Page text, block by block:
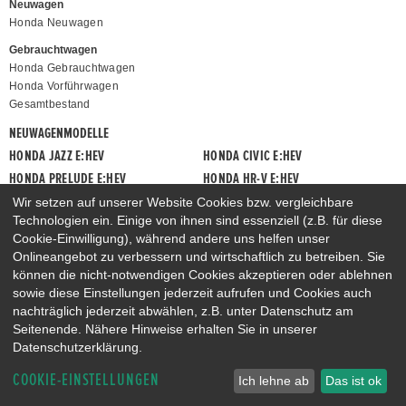
Neuwagen
Honda Neuwagen
Gebrauchtwagen
Honda Gebrauchtwagen
Honda Vorführwagen
Gesamtbestand
NEUWAGENMODELLE
HONDA JAZZ E:HEV
HONDA CIVIC E:HEV
HONDA PRELUDE E:HEV
HONDA HR-V E:HEV
HONDA ZR-V E:HEV
HONDA CR-V E:HEV & E:PHEV
Wir setzen auf unserer Website Cookies bzw. vergleichbare
Technologien ein. Einige von ihnen sind essenziell (z.B. für diese
Cookie-Einwilligung), während andere uns helfen unser
Onlineangebot zu verbessern und wirtschaftlich zu betreiben. Sie
können die nicht-notwendigen Cookies akzeptieren oder ablehnen
sowie diese Einstellungen jederzeit aufrufen und Cookies auch
nachträglich jederzeit abwählen, z.B. unter Datenschutz am
Seitenende. Nähere Hinweise erhalten Sie in unserer
Datenschutzerklärung.
COOKIE-EINSTELLUNGEN Ich lehne ab Das ist ok